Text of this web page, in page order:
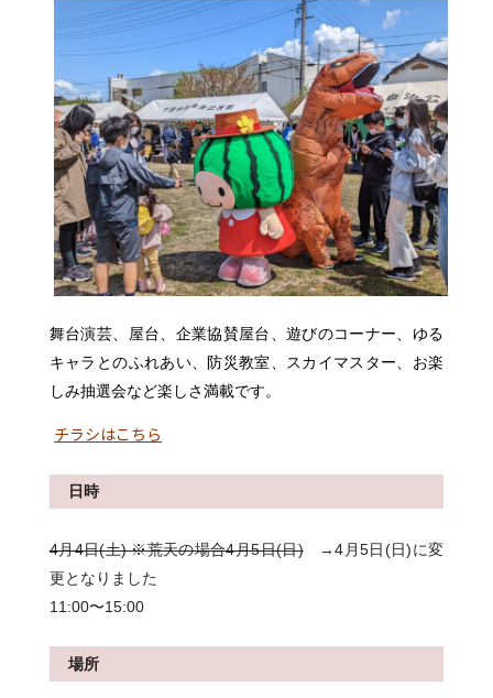
舞台演芸、屋台、企業協賛屋台、遊びのコーナー、ゆる
キャラとのふれあい、防災教室、スカイマスター、お楽
しみ抽選会など楽しさ満載です。
チラシはこちら
日時
4月4日(土) ※荒天の場合4月5日(日)→4月5日(日)に変
更となりました
11:00〜15:00
場所